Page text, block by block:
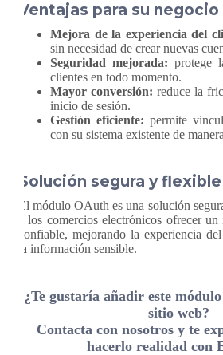
Ventajas para su negocio
Mejora de la experiencia del
sin necesidad de crear nuevas
Seguridad mejorada: protege
clientes en todo momento.
Mayor conversión: reduce la
inicio de sesión.
Gestión eficiente: permite
con su sistema existente de
Solución segura y flexible
El módulo OAuth es una solución
a los comercios electrónicos ofrecer
confiable, mejorando la experiencia
la información sensible.
¿Te gustaría añadir este
sitio web?
Contacta con nosotros y te
hacerlo realidad con